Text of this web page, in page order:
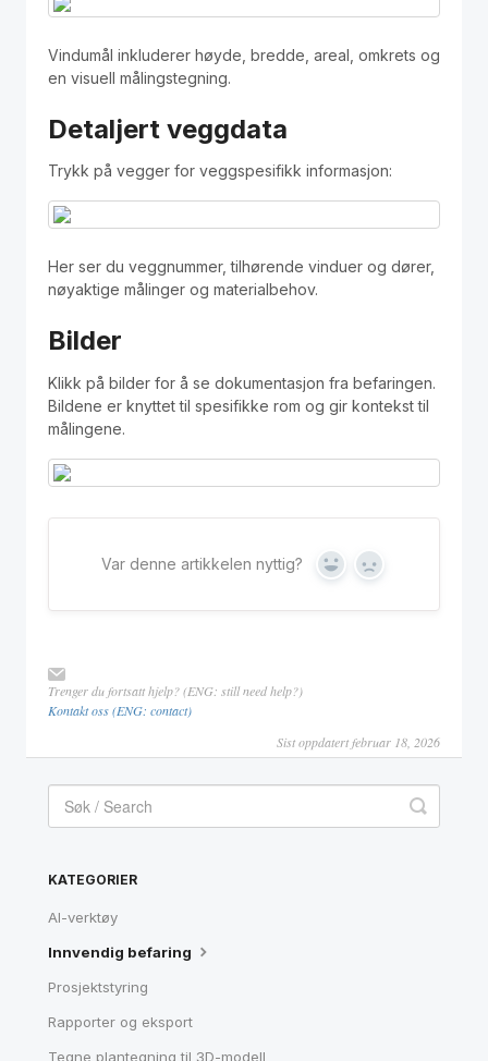
Vindumål inkluderer høyde, bredde, areal, omkrets og
en visuell målingstegning.
Detaljert veggdata
Trykk på vegger for veggspesifikk informasjon:
Her ser du veggnummer, tilhørende vinduer og dører,
nøyaktige målinger og materialbehov.
Bilder
Klikk på bilder for å se dokumentasjon fra befaringen.
Bildene er knyttet til spesifikke rom og gir kontekst til
målingene.
Var denne artikkelen nyttig? Yes No
Trenger du fortsatt hjelp? (ENG: still need help?)
Kontakt oss (ENG: contact)
Sist oppdatert februar 18, 2026
KATEGORIER
AI-verktøy
Innvendig befaring
Prosjektstyring
Rapporter og eksport
Tegne plantegning til 3D-modell